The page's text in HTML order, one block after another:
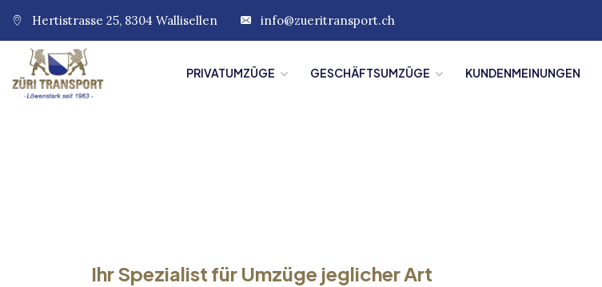
Hertistrasse 25, 8304 Wallisellen info@zueritransport.ch
PRIVATUMZÜGE GESCHÄFTSUMZÜGE KUNDENMEINUNGEN
Ihr Spezialist für Umzüge jeglicher Art